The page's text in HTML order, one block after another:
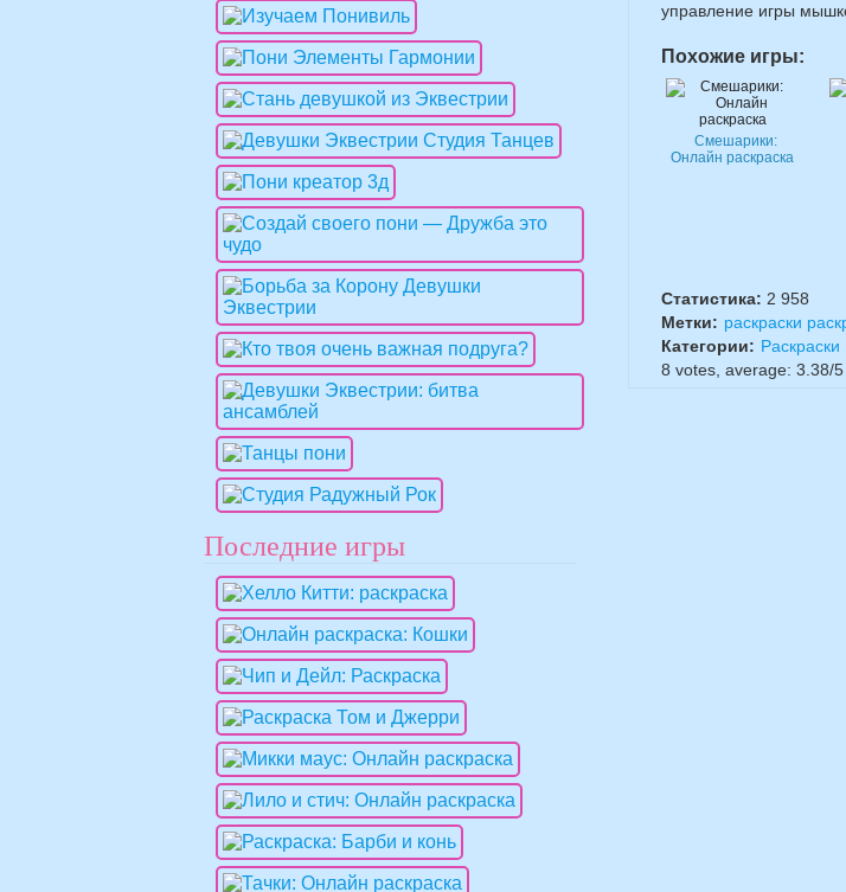
управление игры
Похожие игры:
Смешарики:
Онлайн раскраска
Статистика: 2 958
Метки: раскраски
Категории: Раскраски
8 votes, average: 3.38/5
Последние игры